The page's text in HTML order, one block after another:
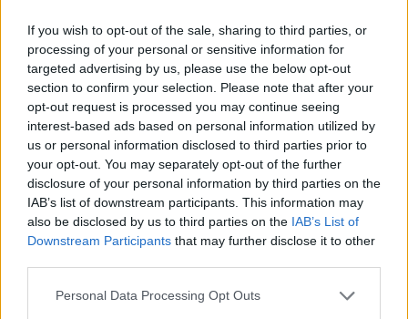
If you wish to opt-out of the sale, sharing to third parties, or
processing of your personal or sensitive information for
targeted advertising by us, please use the below opt-out
section to confirm your selection. Please note that after your
opt-out request is processed you may continue seeing
interest-based ads based on personal information utilized by
us or personal information disclosed to third parties prior to
your opt-out. You may separately opt-out of the further
disclosure of your personal information by third parties on the
IAB’s list of downstream participants. This information may
also be disclosed by us to third parties on the IAB’s List of
Downstream Participants that may further disclose it to other
Personal Data Processing Opt Outs
a BBC.
Az egyiptomi Hurghadából a londoni Lutonba tartó
EZY2618-as járat kedd este szállt le a római Fiumicino
repülőtéren. A kitérőre azután került sor, hogy egy utas
repülés közben jelezte a személyzetnek: hordozható töltője
bekapcsolt állapotban maradt a csomagtérben lévő
bőröndjében. A FlightRadar24 adatai szerint a gép az
Adriai-tenger felett, mintegy háromezer láb magasságban...
KEDVES OLVASÓNK!
A keresett cikk a portfolio.hu hírarchívumához